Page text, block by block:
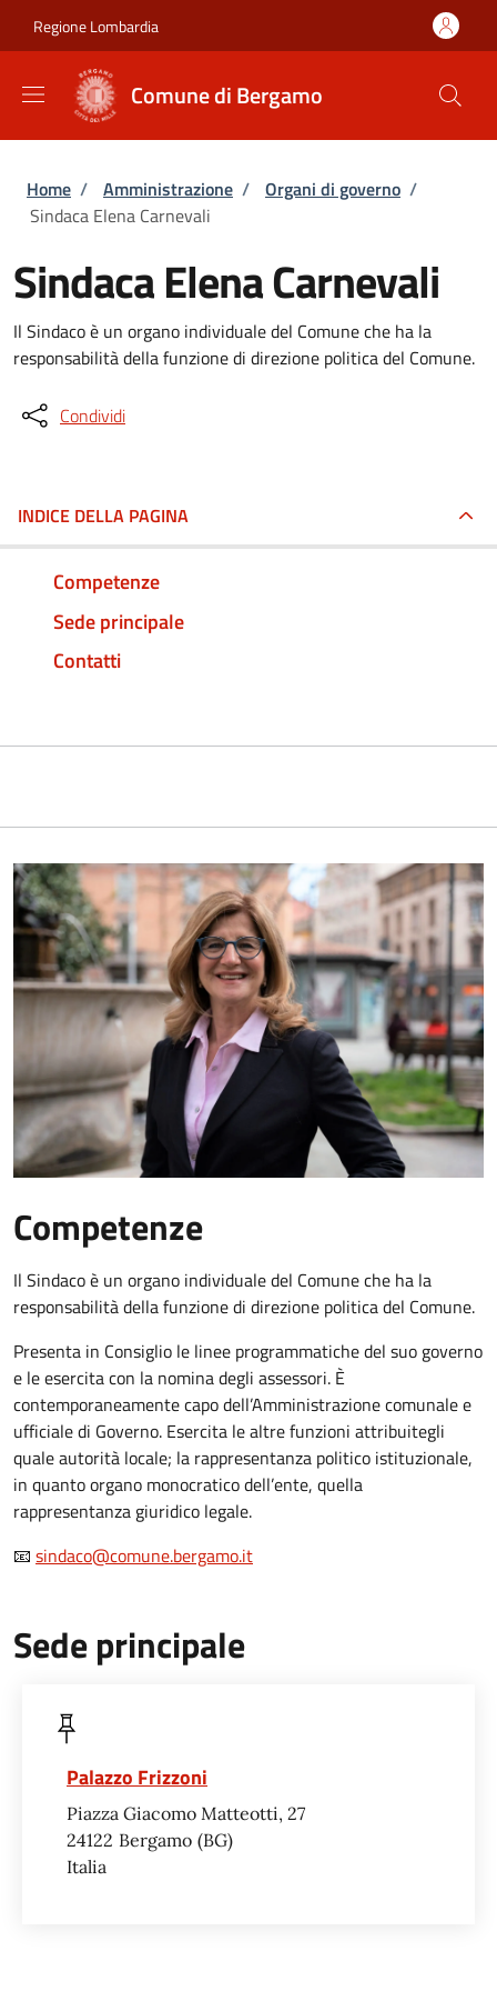
Regione Lombardia
Comune di Bergamo
Briciole di pane
Home / Amministrazione / Organi di governo /
Sindaca Elena Carnevali
Sindaca Elena Carnevali
Il Sindaco è un organo individuale del Comune che ha la
responsabilità della funzione di direzione politica del Comune.
Condividi
INDICE DELLA PAGINA
Competenze
Sede principale
Contatti
Competenze
Il Sindaco è un organo individuale del Comune che ha la
responsabilità della funzione di direzione politica del Comune.
Presenta in Consiglio le linee programmatiche del suo governo
e le esercita con la nomina degli assessori. È
contemporaneamente capo dell’Amministrazione comunale e
ufficiale di Governo. Esercita le altre funzioni attribuitegli
quale autorità locale; la rappresentanza politico istituzionale,
in quanto organo monocratico dell’ente, quella
rappresentanza giuridico legale.
📧 sindaco@comune.bergamo.it
Sede principale
Palazzo Frizzoni
Piazza Giacomo Matteotti, 27
24122 Bergamo BG
Italia